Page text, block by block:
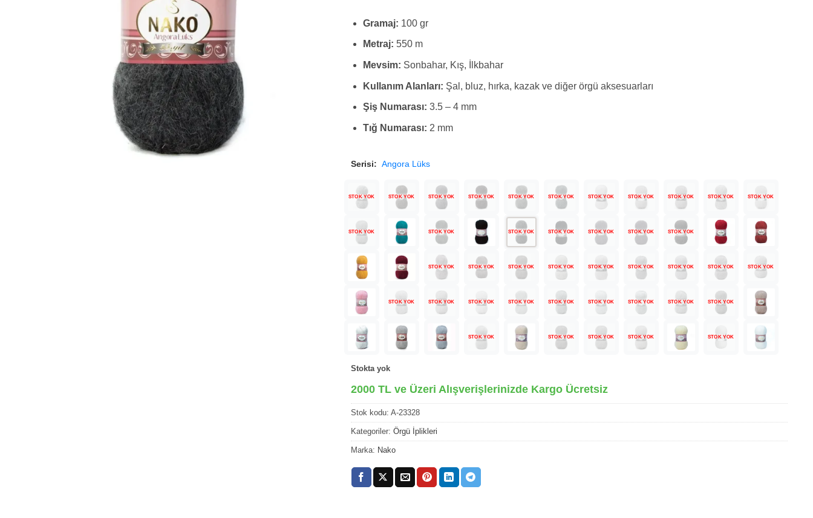
Gramaj: 100 gr
Metraj: 550 m
Mevsim: Sonbahar, Kış, İlkbahar
Kullanım Alanları: Şal, bluz, hırka, kazak ve diğer örgü aksesuarları
Şiş Numarası: 3.5 – 4 mm
Tığ Numarası: 2 mm
Serisi: Angora Lüks
STOK YOK STOK YOK STOK YOK STOK YOK STOK YOK STOK YOK STOK YOK STOK YOK STOK YOK STOK YOK STOK YOK
STOK YOK STOK YOK STOK YOK STOK YOK STOK YOK STOK YOK STOK YOK
STOK YOK STOK YOK STOK YOK STOK YOK STOK YOK STOK YOK STOK YOK STOK YOK STOK YOK
STOK YOK STOK YOK STOK YOK STOK YOK STOK YOK STOK YOK STOK YOK STOK YOK STOK YOK
STOK YOK STOK YOK STOK YOK STOK YOK STOK YOK
Stokta yok
2000 TL ve Üzeri Alışverişlerinizde Kargo Ücretsiz
Stok kodu: A-23328
Kategoriler: Örgü İplikleri
Marka: Nako